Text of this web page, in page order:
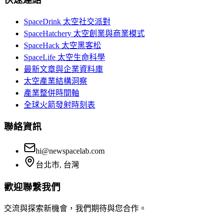
SpaceDrink 太空社交派對
SpaceHatchery 太空創業與商業模式
SpaceHack 太空黑客松
SpaceLife 太空生命科學
最新文章與企業資料庫
太空產業結構洞察
產業整併時間軸
全球火箭發射時刻表
聯絡資訊
hi@newspacelab.com
台北市, 台灣
歡迎聯繫我們
交流與探索新機會，我們期待與您合作。